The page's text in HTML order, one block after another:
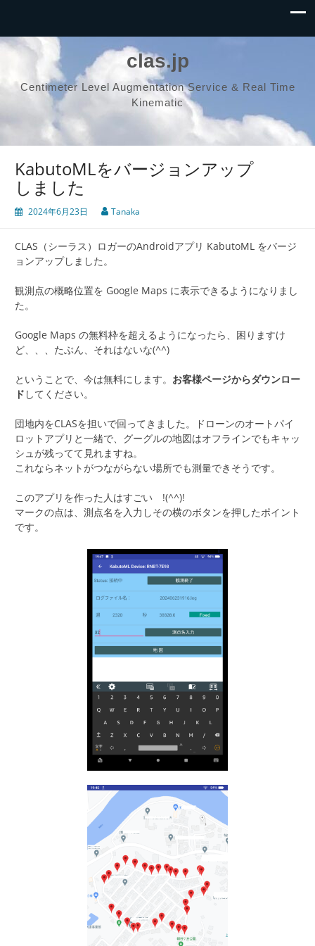
clas.jp
Centimeter Level Augmentation Service & Real Time
Kinematic
KabutoMLをバージョンアップ
しました
2024年6月23日 Tanaka
CLAS（シーラス）ロガーのAndroidアプリ KabutoML をバージ
ョンアップしました。
観測点の概略位置を Google Maps に表示できるようになりまし
た。
Google Maps の無料枠を超えるようになったら、困りますけ
ど、、、たぶん、それはないな(^^)
ということで、今は無料にします。 お客様ページからダウンロー
ド してください。
団地内をCLASを担いで回ってきました。ドローンのオートパイ
ロットアプリと一緒で、グーグルの地図はオフラインでもキャッ
シュが残ってて見れますね。
これならネットがつながらない場所でも測量できそうです。
このアプリを作った人はすごい !(^^)!
マークの点は、測点名を入力しその横のボタンを押したポイント
です。